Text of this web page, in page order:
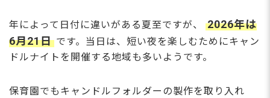
年によって日付に違いがある夏至ですが、
2026年は
6月21日 です。当日は、短い夜を楽しむためにキャン
ドルナイトを開催する地域も多いようです。
保育園でもキャンドルフォルダーの製作を取り入れ